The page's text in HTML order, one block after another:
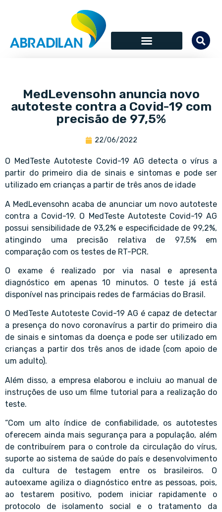
MedLevensohn anuncia novo
autoteste contra a Covid-19 com
precisão de 97,5%
22/06/2022
O MedTeste Autoteste Covid-19 AG detecta o vírus a
partir do primeiro dia de sinais e sintomas e pode ser
utilizado em crianças a partir de três anos de idade
A MedLevensohn acaba de anunciar um novo autoteste
contra a Covid-19. O MedTeste Autoteste Covid-19 AG
possui sensibilidade de 93,2% e especificidade de 99,2%,
atingindo uma precisão relativa de 97,5% em
comparação com os testes de RT-PCR.
O exame é realizado por via nasal e apresenta
diagnóstico em apenas 10 minutos. O teste já está
disponível nas principais redes de farmácias do Brasil.
O MedTeste Autoteste Covid-19 AG é capaz de detectar
a presença do novo coronavírus a partir do primeiro dia
de sinais e sintomas da doença e pode ser utilizado em
crianças a partir dos três anos de idade (com apoio de
um adulto).
Além disso, a empresa elaborou e incluiu ao manual de
instruções de uso um filme tutorial para a realização do
teste.
“Com um alto índice de confiabilidade, os autotestes
oferecem ainda mais segurança para a população, além
de contribuírem para o controle da circulação do vírus,
suporte ao sistema de saúde do país e desenvolvimento
da cultura de testagem entre os brasileiros. O
autoexame agiliza o diagnóstico entre as pessoas, pois,
ao testarem positivo, podem iniciar rapidamente o
protocolo de isolamento social e o tratamento da